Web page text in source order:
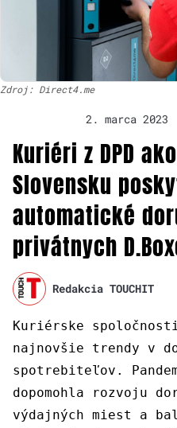
Zdroj: Direct4.me
2. marca 2023
Kuriéri z DPD
Slovensku
automatické
privátnych
Redakcia TOUCHIT
Kuriérske
najnovšie trendy v
spotrebiteľov.
dopomohla rozvoju
výdajných miest a